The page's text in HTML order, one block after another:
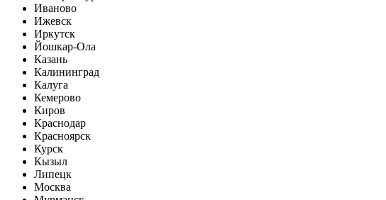
Иваново
Ижевск
Иркутск
Йошкар-Ола
Казань
Калининград
Калуга
Кемерово
Киров
Краснодар
Красноярск
Курск
Кызыл
Липецк
Москва